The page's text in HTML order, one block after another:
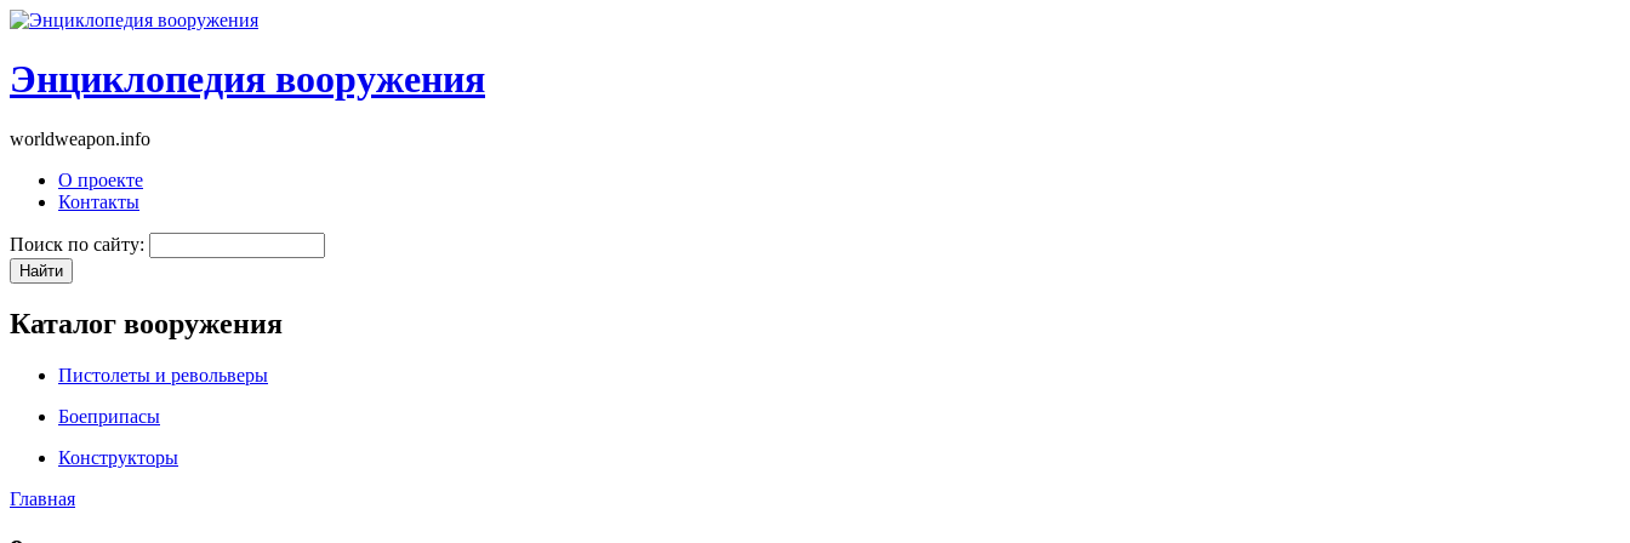
Энциклопедия вооружения
worldweapon.info
О проекте
Контакты
Поиск по сайту:
Каталог вооружения
Пистолеты и револьверы
Боеприпасы
Конструкторы
Главная